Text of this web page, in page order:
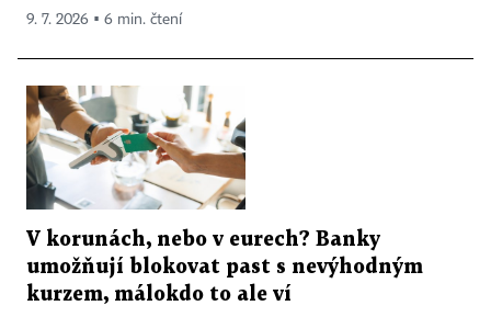
9. 7. 2026 ▪ 6 min. čtení
V korunách, nebo v eurech? Banky
umožňují blokovat past s nevýhodným
kurzem, málokdo to ale ví